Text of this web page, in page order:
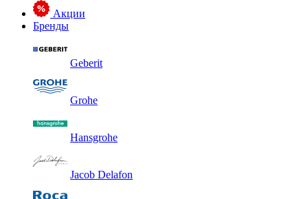
Акции
Бренды
Geberit
Grohe
Hansgrohe
Jacob Delafon